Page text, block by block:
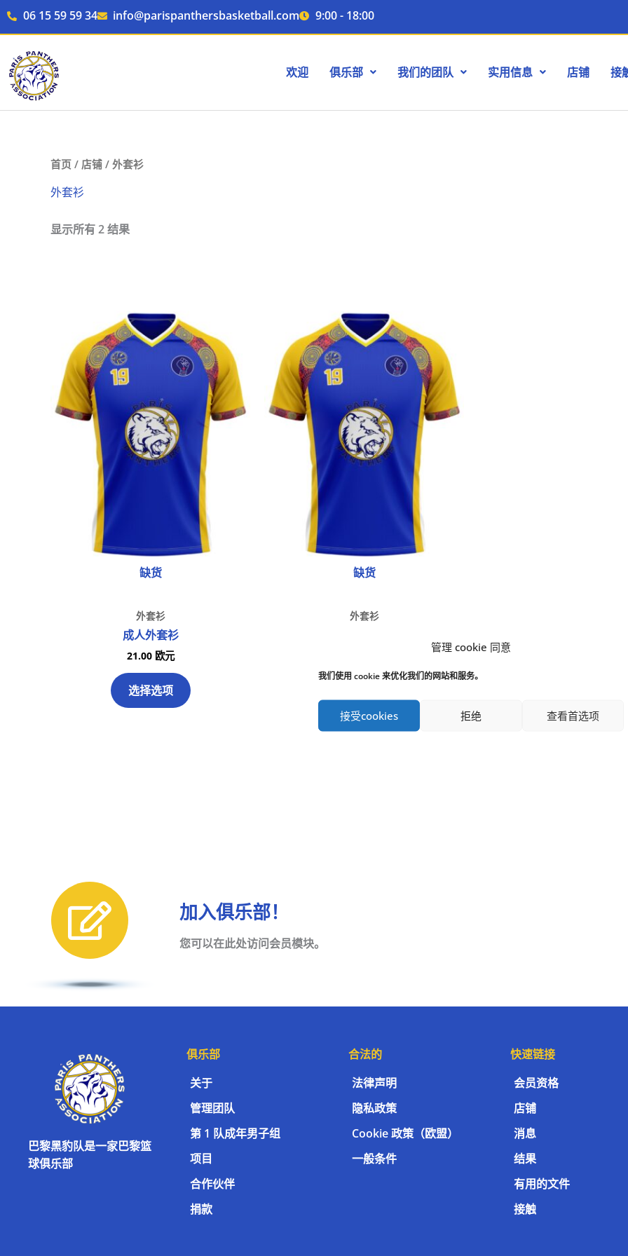
管理 cookie 同意
我们使用 cookie 来优化我们的网站和服务。
接受cookies 拒绝 查看首选项
跳
06 15 59 59 34 info@parispanthersbasketball.com 9:00 - 18:00
欢迎 俱乐部 我们的团队 实用信息 店铺 接
首页 / 店铺 / 外套衫
外套衫
显示所有 2 结果
缺货
外套衫
成人外套衫
21.00 欧元
选择选项
有
多
种
式。
产
品
页
上
选
择
缺货
外套衫
有
多
种
式。
产
品
页
上
选
择
加入俱乐部！
您可以在此处访问会员模块。
巴黎黑豹队是一家巴黎篮
球俱乐部
俱乐部
关于
管理团队
第 1 队成年男子组
项目
合作伙伴
捐款
合法的
法律声明
隐私政策
Cookie 政策（欧盟）
一般条件
快速链接
会员资格
店铺
消息
结果
有用的文件
接触